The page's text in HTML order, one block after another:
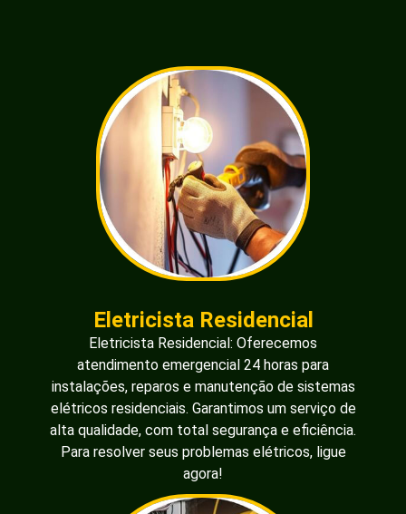
Eletricista Residencial
Eletricista Residencial: Oferecemos
atendimento emergencial 24 horas para
instalações, reparos e manutenção de sistemas
elétricos residenciais. Garantimos um serviço de
alta qualidade, com total segurança e eficiência.
Para resolver seus problemas elétricos, ligue
agora!